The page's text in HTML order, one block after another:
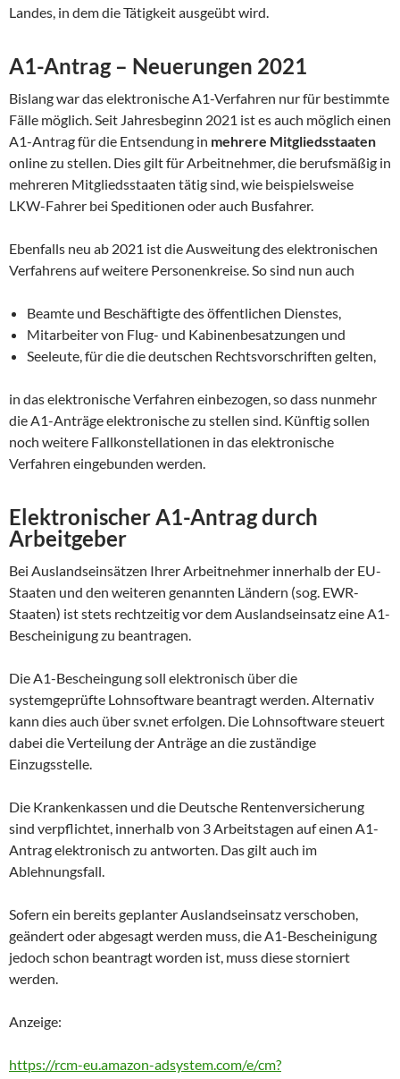
Landes, in dem die Tätigkeit ausgeübt wird.
A1-Antrag – Neuerungen 2021
Bislang war das elektronische A1-Verfahren nur für bestimmte
Fälle möglich. Seit Jahresbeginn 2021 ist es auch möglich einen
A1-Antrag für die Entsendung in mehrere Mitgliedsstaaten
online zu stellen. Dies gilt für Arbeitnehmer, die berufsmäßig in
mehreren Mitgliedsstaaten tätig sind, wie beispielsweise
LKW-Fahrer bei Speditionen oder auch Busfahrer.
Ebenfalls neu ab 2021 ist die Ausweitung des elektronischen
Verfahrens auf weitere Personenkreise. So sind nun auch
Beamte und Beschäftigte des öffentlichen Dienstes,
Mitarbeiter von Flug- und Kabinenbesatzungen und
Seeleute, für die die deutschen Rechtsvorschriften gelten,
in das elektronische Verfahren einbezogen, so dass nunmehr
die A1-Anträge elektronische zu stellen sind. Künftig sollen
noch weitere Fallkonstellationen in das elektronische
Verfahren eingebunden werden.
Elektronischer A1-Antrag durch
Arbeitgeber
Bei Auslandseinsätzen Ihrer Arbeitnehmer innerhalb der EU-
Staaten und den weiteren genannten Ländern (sog. EWR-
Staaten) ist stets rechtzeitig vor dem Auslandseinsatz eine A1-
Bescheinigung zu beantragen.
Die A1-Bescheingung soll elektronisch über die
systemgeprüfte Lohnsoftware beantragt werden. Alternativ
kann dies auch über sv.net erfolgen. Die Lohnsoftware steuert
dabei die Verteilung der Anträge an die zuständige
Einzugsstelle.
Die Krankenkassen und die Deutsche Rentenversicherung
sind verpflichtet, innerhalb von 3 Arbeitstagen auf einen A1-
Antrag elektronisch zu antworten. Das gilt auch im
Ablehnungsfall.
Sofern ein bereits geplanter Auslandseinsatz verschoben,
geändert oder abgesagt werden muss, die A1-Bescheinigung
jedoch schon beantragt worden ist, muss diese storniert
werden.
Anzeige:
https://rcm-eu.amazon-adsystem.com/e/cm?